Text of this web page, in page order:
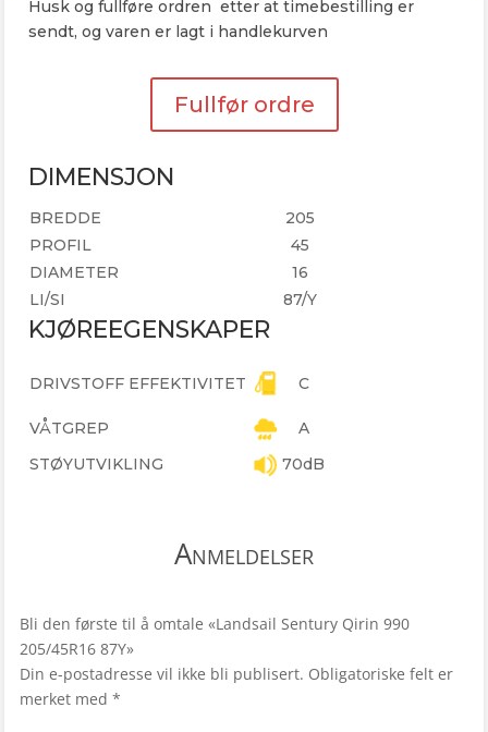
Husk og fullføre ordren etter at timebestilling er
sendt, og varen er lagt i handlekurven
Fullfør ordre
DIMENSJON
BREDDE
205
PROFIL
45
DIAMETER
16
LI/SI
87/Y
KJØREEGENSKAPER
DRIVSTOFF EFFEKTIVITET C
VÅTGREP
A
STØYUTVIKLING
70dB
Anmeldelser
Bli den første til å omtale «Landsail Sentury Qirin 990
205/45R16 87Y»
Din e-postadresse vil ikke bli publisert. Obligatoriske felt er
merket med *